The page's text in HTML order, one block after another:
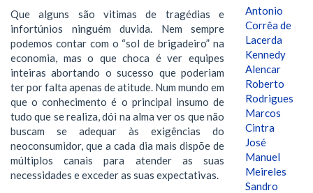
Que alguns são vitimas de tragédias e
infortúnios ninguém duvida. Nem sempre
podemos contar com o “sol de brigadeiro” na
economia, mas o que choca é ver equipes
inteiras abortando o sucesso que poderiam
ter por falta apenas de atitude. Num mundo em
que o conhecimento é o principal insumo de
tudo que se realiza, dói na alma ver os que não
buscam se adequar às exigências do
neoconsumidor, que a cada dia mais dispõe de
múltiplos canais para atender as suas
necessidades e exceder as suas expectativas.
Antonio
Corrêa de
Lacerda
Kennedy
Alencar
Roberto
Rodrigues
Marcos
Cintra
José
Manuel
Meireles
Sandro